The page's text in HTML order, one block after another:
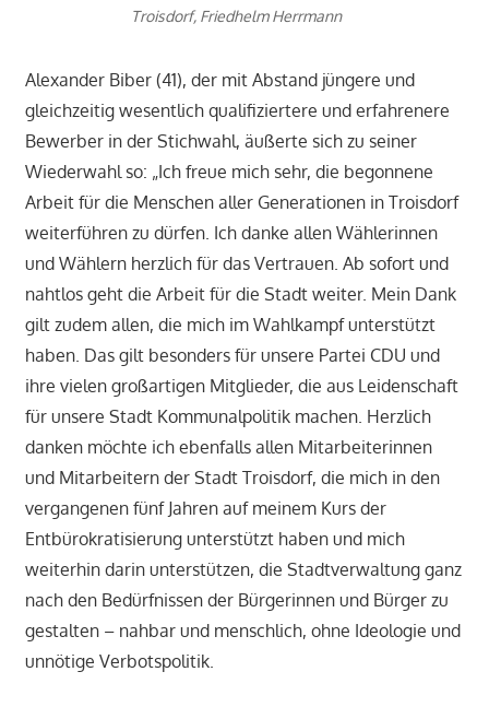
Troisdorf, Friedhelm Herrmann
Alexander Biber (41), der mit Abstand jüngere und
gleichzeitig wesentlich qualifiziertere und erfahrenere
Bewerber in der Stichwahl, äußerte sich zu seiner
Wiederwahl so: „Ich freue mich sehr, die begonnene
Arbeit für die Menschen aller Generationen in Troisdorf
weiterführen zu dürfen. Ich danke allen Wählerinnen
und Wählern herzlich für das Vertrauen. Ab sofort und
nahtlos geht die Arbeit für die Stadt weiter. Mein Dank
gilt zudem allen, die mich im Wahlkampf unterstützt
haben. Das gilt besonders für unsere Partei CDU und
ihre vielen großartigen Mitglieder, die aus Leidenschaft
für unsere Stadt Kommunalpolitik machen. Herzlich
danken möchte ich ebenfalls allen Mitarbeiterinnen
und Mitarbeitern der Stadt Troisdorf, die mich in den
vergangenen fünf Jahren auf meinem Kurs der
Entbürokratisierung unterstützt haben und mich
weiterhin darin unterstützen, die Stadtverwaltung ganz
nach den Bedürfnissen der Bürgerinnen und Bürger zu
gestalten – nahbar und menschlich, ohne Ideologie und
unnötige Verbotspolitik.